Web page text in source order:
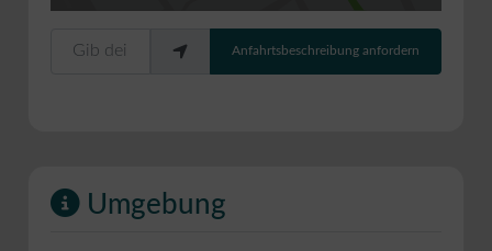
Gib deinen Standort ein.
Anfahrtsbeschreibung anfordern
Umgebung